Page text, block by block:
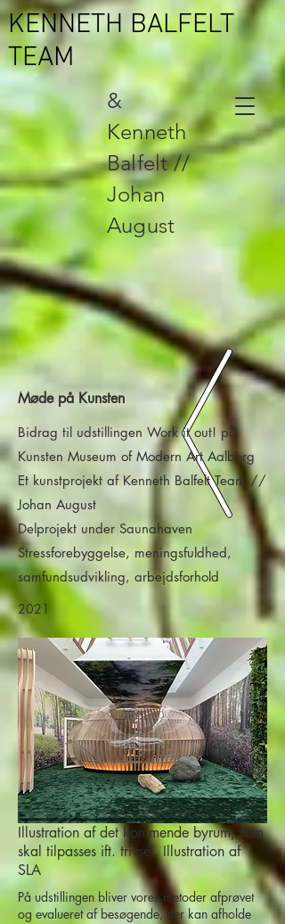
KENNETH BALFELT
TEAM
&
Kenneth
Balfelt //
Johan
August
Møde på Kunsten
Bidrag til udstillingen Work it out! på
Kunsten Museum of Modern Art Aalborg
Et kunstprojekt af Kenneth Balfelt Team //
Johan August
Delprojekt under Saunahaven
Stressforebyggelse, meningsfuldhed,
samfundsudvikling, arbejdsforhold
2021
Illustration af det kommende byrum, som
skal tilpasses ift. trivsel. Illustration af
SLA
På udstillingen bliver vores metoder afprøvet
og evalueret af besøgende, der kan afholde